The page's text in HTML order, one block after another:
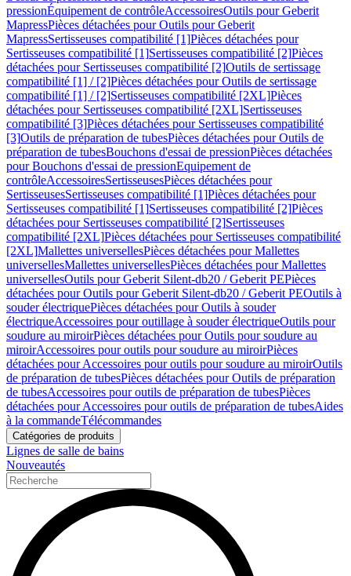
pressionÉquipement de contrôleAccessoiresOutils pour Geberit
MapressPièces détachées pour Outils pour Geberit
MapressSertisseuses compatibilité [1]Pièces détachées pour
Sertisseuses compatibilité [1]Sertisseuses compatibilité [2]Pièces
détachées pour Sertisseuses compatibilité [2]Outils de sertissage
compatibilité [1] / [2]Pièces détachées pour Outils de sertissage
compatibilité [1] / [2]Sertisseuses compatibilité [2XL]Pièces
détachées pour Sertisseuses compatibilité [2XL]Sertisseuses
compatibilité [3]Pièces détachées pour Sertisseuses compatibilité
[3]Outils de préparation de tubesPièces détachées pour Outils de
préparation de tubesBouchons d'essai de pressionPièces détachées
pour Bouchons d'essai de pressionEquipement de
contrôleAccessoiresSertisseusesPièces détachées pour
SertisseusesSertisseuses compatibilité [1]Pièces détachées pour
Sertisseuses compatibilité [1]Sertisseuses compatibilité [2]Pièces
détachées pour Sertisseuses compatibilité [2]Sertisseuses
compatibilité [2XL]Pièces détachées pour Sertisseuses compatibilité
[2XL]Mallettes universellesPièces détachées pour Mallettes
universellesMallettes universellesPièces détachées pour Mallettes
universellesOutils pour Geberit Silent-db20 / Geberit PEPièces
détachées pour Outils pour Geberit Silent-db20 / Geberit PEOutils à
souder électriquePièces détachées pour Outils à souder
électriqueAccessoires pour outillage à souder électriqueOutils pour
soudure au miroirPièces détachées pour Outils pour soudure au
miroirAccessoires pour outils pour soudure au miroirPièces
détachées pour Accessoires pour outils pour soudure au miroirOutils
de préparation de tubesPièces détachées pour Outils de préparation
de tubesAccessoires pour outils de préparation de tubesPièces
détachées pour Accessoires pour outils de préparation de tubesAides
à la commandeTélécommandes
Catégories de produits
Lignes de salle de bains
Nouveautés